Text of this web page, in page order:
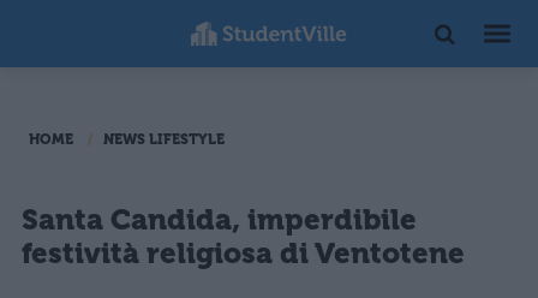
HOME NEWS LIFESTYLE
Santa Candida, imperdibile
festività religiosa di Ventotene